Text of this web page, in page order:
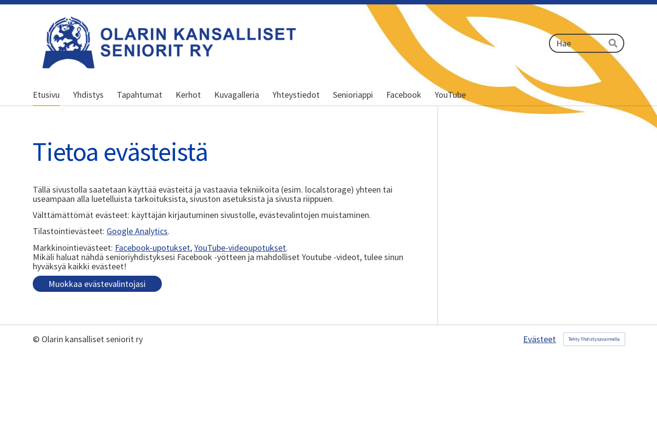
Olarin kansalliset seniorit ry
Haku
Hae
Etusivu Yhdistys Tapahtumat Kerhot Kuvagalleria Yhteystiedot Senioriappi Facebook YouTube
Tietoa evästeistä
Tällä sivustolla saatetaan käyttää evästeitä ja vastaavia tekniikoita (esim. localstorage) yhteen tai
useampaan alla luetelluista tarkoituksista, sivuston asetuksista ja sivusta riippuen.
Välttämättömät evästeet: käyttäjän kirjautuminen sivustolle, evästevalintojen muistaminen.
Tilastointievästeet: Google Analytics.
Markkinointievästeet: Facebook-upotukset,YouTube-videoupotukset.
Mikäli haluat nähdä senioriyhdistyksesi Facebook -yötteen ja mahdolliset Youtube -videot, tulee sinun
hyväksyä kaikki evästeet!
Muokkaa evästevalintojasi
© Olarin kansalliset seniorit ry Evästeet Tehty Yhdistysavaimella